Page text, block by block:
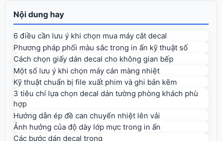
Nội dung hay
6 điều cần lưu ý khi chọn mua máy cắt decal
Phương pháp phối màu sắc trong in ấn kỹ thuật số
Cách chọn giấy dán decal cho không gian bếp
Một số lưu ý khi chọn máy cán màng nhiệt
Kỹ thuật chuẩn bị file xuất phim và ghi bản kẽm
3 tiêu chí lựa chọn decal dán tường phòng khách phù
hợp
Hướng dẫn ép đề can chuyển nhiệt lên vải
Ảnh hưởng của độ dày lớp mực trong in ấn
Các bước dán decal trong